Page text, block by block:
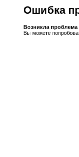
Ошибка
Возникла проблема
Вы можете